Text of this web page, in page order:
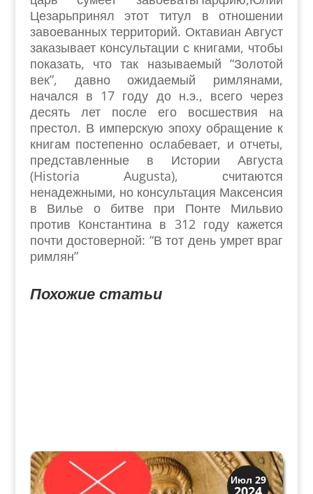
Цезарьпринял этот титул в отношении
завоеванных территорий. Октавиан Август
заказывает консультации с книгами, чтобы
показать, что так называемый “Золотой
век”, давно ожидаемый римлянами,
начался в 17 году до н.э., всего через
десять лет после его восшествия на
престол. В имперскую эпоху обращение к
книгам постепенно ослабевает, и отчеты,
представленные в Истории Августа
(Historia Augusta), считаются
ненадежными, но консультация Максенсия
в Вилье о битве при Понте Мильвио
против Константина в 312 году кажется
почти достоверной: “В тот день умрет враг
римлян”
Похожие статьи
Июл 29
Древний Рим